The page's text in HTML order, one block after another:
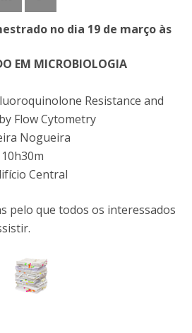
no dia 19 de março às
EM MICROBIOLOGIA
Resistance and
Flow Cytometry
Nogueira
Central
pelo que todos os interessados